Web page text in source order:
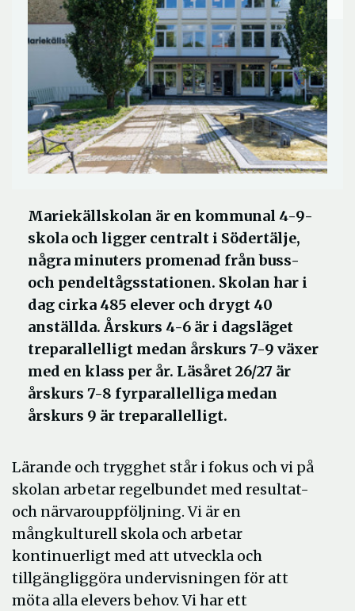
Mariekällskolan är en kommunal 4-9-
skola och ligger centralt i Södertälje,
några minuters promenad från buss-
och pendeltågsstationen. Skolan har i
dag cirka 485 elever och drygt 40
anställda. Årskurs 4-6 är i dagsläget
treparallelligt medan årskurs 7-9 växer
med en klass per år. Läsåret 26/27 är
årskurs 7-8 fyrparallelliga medan
årskurs 9 är treparallelligt.
Lärande och trygghet står i fokus och vi på
skolan arbetar regelbundet med resultat-
och närvarouppföljning. Vi är en
mångkulturell skola och arbetar
kontinuerligt med att utveckla och
tillgängliggöra undervisningen för att
möta alla elevers behov. Vi har ett